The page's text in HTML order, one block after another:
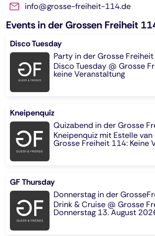
info@grosse-freiheit-114.de
Events in der Grossen Freiheit
Disco Tuesday
Party in der Grosse
Disco Tuesday @ Grosse
keine Veranstaltung
Kneipenquiz
Quizabend in der Grosse
Kneipenquiz mit Estelle van
Grosse Freiheit 114: Keine
GF Thursday
Donnerstag in der
Drink & Cruise @ Grosse
Donnerstag 13. August